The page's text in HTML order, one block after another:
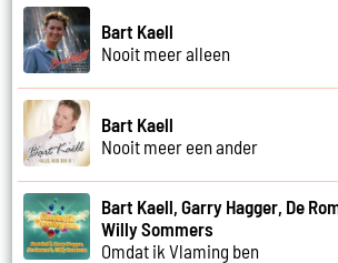
Bart Kaell
Nooit meer alleen
Bart Kaell
Nooit meer een ander
Bart Kaell, Garry Hagger, De
Willy Sommers
Omdat ik Vlaming ben